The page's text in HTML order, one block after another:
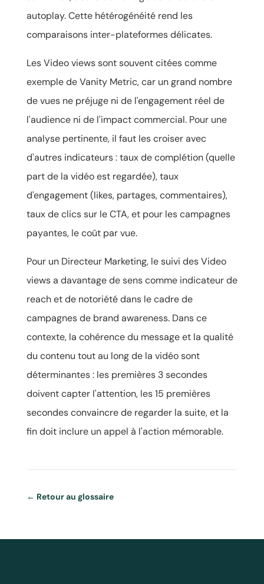
autoplay. Cette hétérogénéité rend les
comparaisons inter-plateformes délicates.
Les Video views sont souvent citées comme
exemple de Vanity Metric, car un grand nombre
de vues ne préjuge ni de l'engagement réel de
l'audience ni de l'impact commercial. Pour une
analyse pertinente, il faut les croiser avec
d'autres indicateurs : taux de complétion (quelle
part de la vidéo est regardée), taux
d'engagement (likes, partages, commentaires),
taux de clics sur le CTA, et pour les campagnes
payantes, le coût par vue.
Pour un Directeur Marketing, le suivi des Video
views a davantage de sens comme indicateur de
reach et de notoriété dans le cadre de
campagnes de brand awareness. Dans ce
contexte, la cohérence du message et la qualité
du contenu tout au long de la vidéo sont
déterminantes : les premières 3 secondes
doivent capter l'attention, les 15 premières
secondes convaincre de regarder la suite, et la
fin doit inclure un appel à l'action mémorable.
← Retour au glossaire